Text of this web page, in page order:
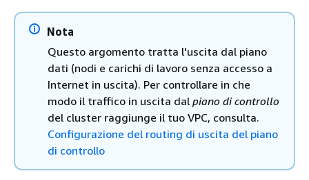
Nota
Questo argomento tratta l'uscita dal piano
dati (nodi e carichi di lavoro senza accesso a
Internet in uscita). Per controllare in che
modo il traffico in uscita dal piano di controllo
del cluster raggiunge il tuo VPC, consulta.
Configurazione del routing di uscita del piano
di controllo